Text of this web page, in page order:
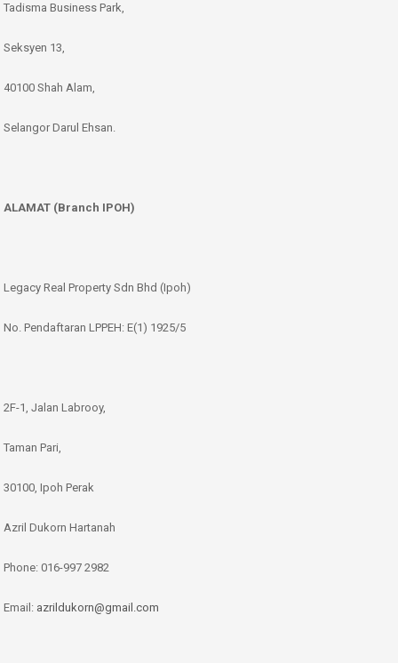
Tadisma Business Park,
Seksyen 13,
40100 Shah Alam,
Selangor Darul Ehsan.
ALAMAT (Branch IPOH)
Legacy Real Property Sdn Bhd (Ipoh)
No. Pendaftaran LPPEH: E(1) 1925/5
2F-1, Jalan Labrooy,
Taman Pari,
30100, Ipoh Perak
Azril Dukorn Hartanah
Phone: 016-997 2982
Email: azrildukorn@gmail.com